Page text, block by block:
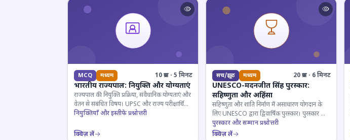
MCQ मध्यम 10 प्रश्न · 5 मिनट
भारतीय राज्यपाल: नियुक्ति और योग्यताएं
राज्यपाल की नियुक्ति प्रक्रिया, संवैधानिक योग्यताएं और
वेतन से संबंधित विषय। UPSC और राज्य परीक्षार्थियों
के लिए महत्वपूर्ण।
नियुक्तियाँ और इस्तीफे प्रश्नोत्तरी
क्विज़ लें
सच/झूठ मध्यम 20 प्रश्न · 6 मिनट
UNESCO-मदनजीत सिंह पुरस्कार:
सहिष्णुता और अहिंसा
सहिष्णुता और शांति निर्माण में असाधारण योगदान के
लिए UNESCO द्वारा द्विवार्षिक पुरस्कार। पुरस्कार का
इतिहास और प्राप्तकर्ता।
पुरस्कार और सम्मान प्रश्नोत्तरी
क्विज़ लें